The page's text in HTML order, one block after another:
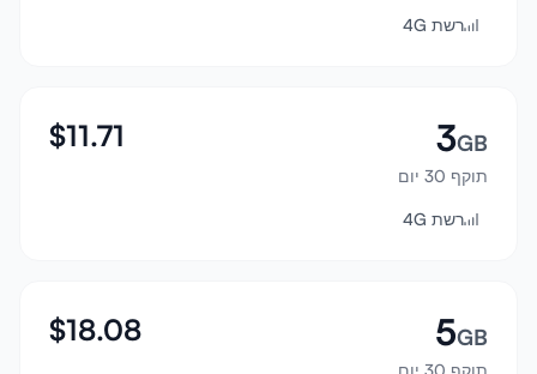
התחבר
רשת 4G
3GB
תוקף 30 יום
$11.71
רשת 4G
5GB
תוקף 30 יום
$18.08